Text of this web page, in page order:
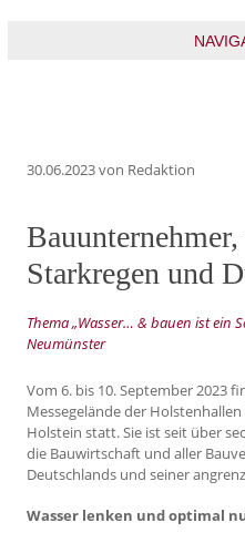
30.06.2023von Redaktion
Starkregen und
Thema „Wasser… & bauen ist ein
Neumünster
Vom 6. bis 10. September 2023
Messegelände der
Holstein statt. Sie ist seit über
die Bauwirtschaft und aller
Deutschlands und seiner
Wasser lenken und optimal